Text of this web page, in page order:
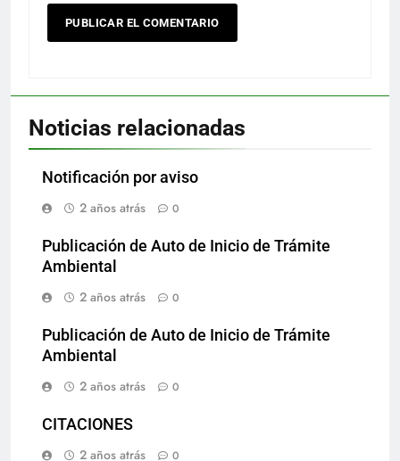
Noticias relacionadas
Notificación por aviso
2 años atrás
0
Publicación de Auto de Inicio de Trámite
Ambiental
2 años atrás
0
Publicación de Auto de Inicio de Trámite
Ambiental
2 años atrás
0
CITACIONES
2 años atrás
0